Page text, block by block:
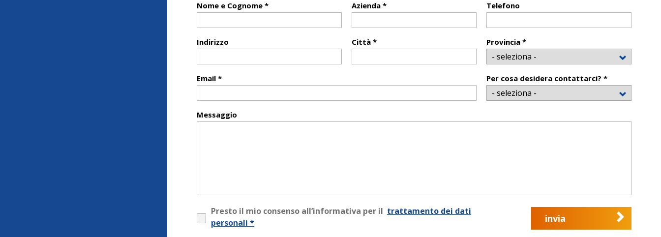
Nome e Cognome * Azienda * Telefono
Indirizzo Città * Provincia *
Email * Per cosa desidera contattarci? *
Messaggio
Presto il mio consenso all’informativa per il trattamento dei dati
personali *
invia